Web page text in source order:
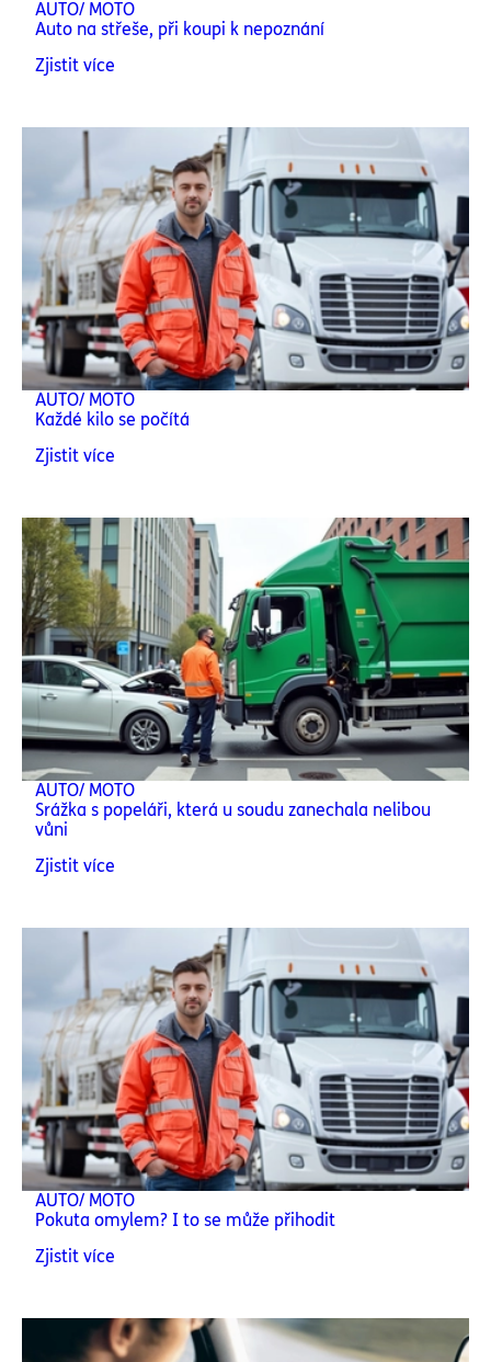
AUTO/ MOTO
Auto na střeše, při koupi k nepoznání
Zjistit více
AUTO/ MOTO
Každé kilo se počítá
Zjistit více
AUTO/ MOTO
Srážka s popeláři, která u soudu zanechala nelibou
vůni
Zjistit více
AUTO/ MOTO
Pokuta omylem? I to se může přihodit
Zjistit více